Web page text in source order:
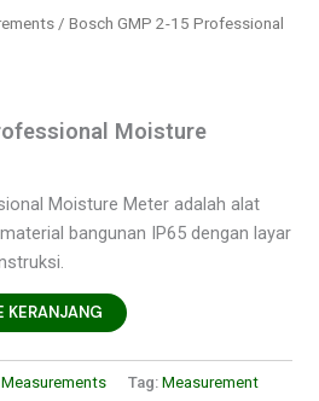
/ Bosch GMP 2-15 Professional
Moisture
Moisture Meter adalah alat
bangunan IP65 dengan layar
KERANJANG
Measurements Tag:Measurement